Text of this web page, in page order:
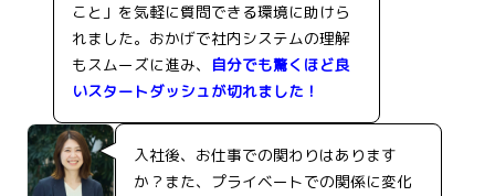
こと」を気軽に質問できる環境に助けら
れました。おかげで社内システムの理解
もスムーズに進み、
自分でも驚くほど良
いスタートダッシュが切れました！
入社後、お仕事での関わりはあります
か？また、プライベートでの関係に変化